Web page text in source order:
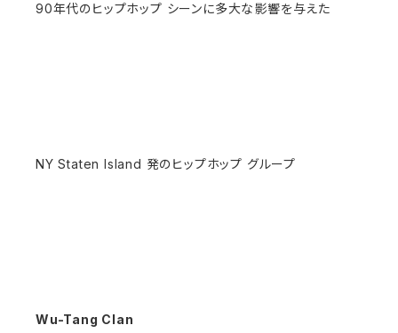
90年代のヒップホップ シーンに多大な影響を与えた
NY Staten Island 発のヒップホップ グループ
Wu-Tang Clan